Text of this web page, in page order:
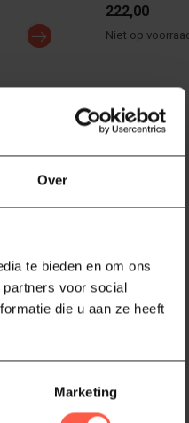
Over
te bieden en om ons
voor social
die u aan ze heeft
Marketing
stof. ...
222,00
Niet op